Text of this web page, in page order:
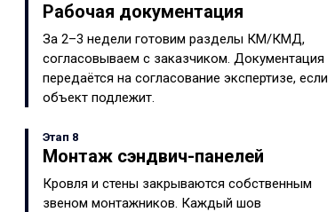
Рабочая документация
За 2–3 недели готовим разделы КМ/КМД,
согласовываем с заказчиком. Документация
передаётся на согласование экспертизе, если
объект подлежит.
Этап 8
Монтаж сэндвич-панелей
Кровля и стены закрываются собственным
звеном монтажников. Каждый шов